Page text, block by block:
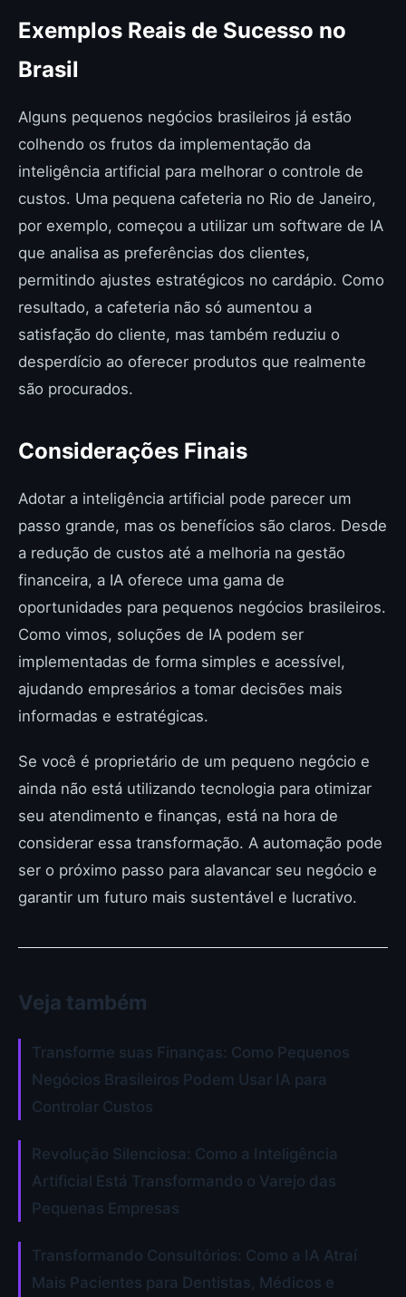
Exemplos Reais de Sucesso no
Brasil
Alguns pequenos negócios brasileiros já estão
colhendo os frutos da implementação da
inteligência artificial para melhorar o controle de
custos. Uma pequena cafeteria no Rio de Janeiro,
por exemplo, começou a utilizar um software de IA
que analisa as preferências dos clientes,
permitindo ajustes estratégicos no cardápio. Como
resultado, a cafeteria não só aumentou a
satisfação do cliente, mas também reduziu o
desperdício ao oferecer produtos que realmente
são procurados.
Considerações Finais
Adotar a inteligência artificial pode parecer um
passo grande, mas os benefícios são claros. Desde
a redução de custos até a melhoria na gestão
financeira, a IA oferece uma gama de
oportunidades para pequenos negócios brasileiros.
Como vimos, soluções de IA podem ser
implementadas de forma simples e acessível,
ajudando empresários a tomar decisões mais
informadas e estratégicas.
Se você é proprietário de um pequeno negócio e
ainda não está utilizando tecnologia para otimizar
seu atendimento e finanças, está na hora de
considerar essa transformação. A automação pode
ser o próximo passo para alavancar seu negócio e
garantir um futuro mais sustentável e lucrativo.
Veja também
Transforme suas Finanças: Como Pequenos
Negócios Brasileiros Podem Usar IA para
Controlar Custos
Revolução Silenciosa: Como a Inteligência
Artificial Está Transformando o Varejo das
Pequenas Empresas
Transformando Consultórios: Como a IA Atraí
Mais Pacientes para Dentistas, Médicos e